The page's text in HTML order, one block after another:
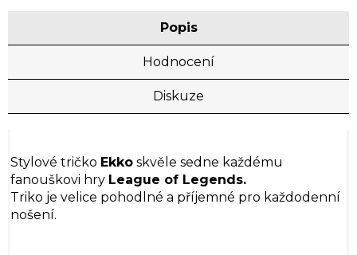
Popis
Hodnocení
Diskuze
Stylové tričko Ekko skvěle sedne každému
fanouškovi hry League of Legends.
Triko je velice pohodlné a příjemné pro každodenní
nošení.